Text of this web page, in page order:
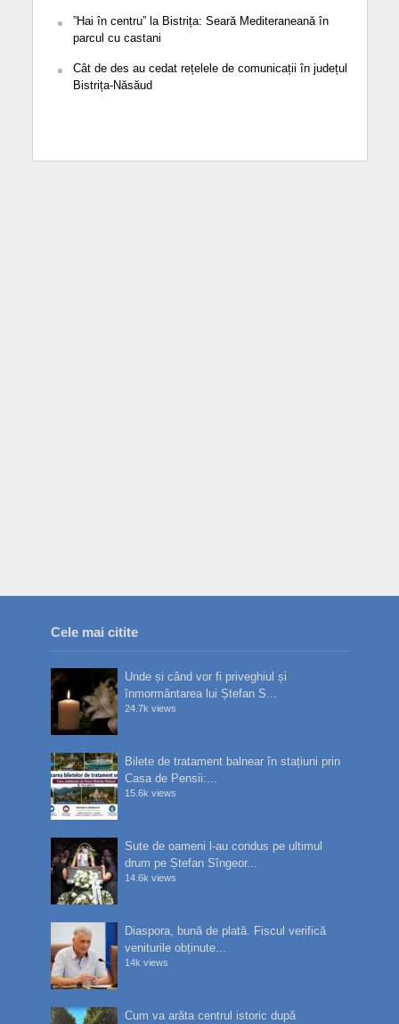
”Hai în centru” la Bistrița: Seară Mediteraneană în
parcul cu castani
Cât de des au cedat rețelele de comunicații în județul
Bistrița-Năsăud
Cele mai citite
Unde și când vor fi priveghiul și
înmormântarea lui Ștefan S...
24.7k views
Bilete de tratament balnear în stațiuni prin
Casa de Pensii:...
15.6k views
Sute de oameni l-au condus pe ultimul
drum pe Ștefan Sîngeor...
14.6k views
Diaspora, bună de plată. Fiscul verifică
veniturile obținute...
14k views
Cum va arăta centrul istoric după